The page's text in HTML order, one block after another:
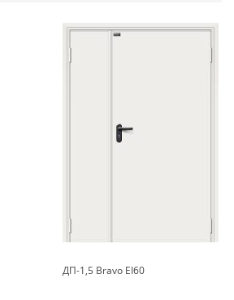
ДП-1,5 Bravo EI60